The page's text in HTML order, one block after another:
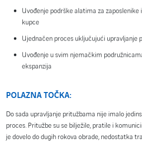
Uvođenje podrške alatima za zaposlenike
kupce
Ujednačen proces uključujući upravljanje
Uvođenje u svim njemačkim
ekspanzija
POLAZNA TOČKA:
Do sada upravljanje pritužbama nije imalo
proces. Pritužbe su se bilježile, pratile i
je dovelo do dugih rokova obrade, nedostatka